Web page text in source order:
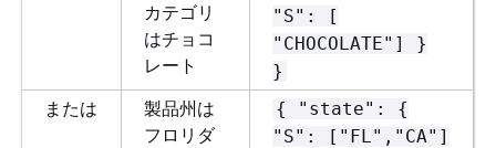
カテゴリ
はチョコ
レート
"S": [
"CHOCOLATE"] }
}
または
製品州は
フロリダ
{ "state": {
"S": ["FL","CA"]